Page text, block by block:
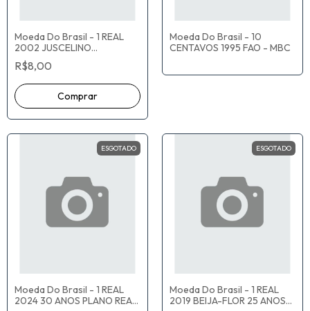
Moeda Do Brasil - 1 REAL
2002 JUSCELINO
KUBITSCHEK - MBC
R$8,00
Moeda Do Brasil - 10
CENTAVOS 1995 FAO - MBC
ESGOTADO
Moeda Do Brasil - 1 REAL
2024 30 ANOS PLANO REAL
ESGOTADO
Moeda Do Brasil - 1 REAL
2019 BEIJA-FLOR 25 ANOS